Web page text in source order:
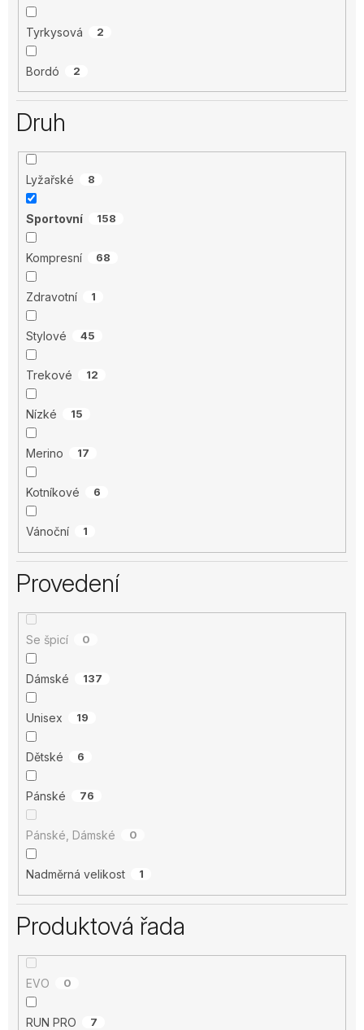
Tyrkysová 2
Bordó 2
Druh
Lyžařské 8
Sportovní 158
Kompresní 68
Zdravotní 1
Stylové 45
Trekové 12
Nízké 15
Merino 17
Kotníkové 6
Vánoční 1
Provedení
Se špicí 0
Dámské 137
Unisex 19
Dětské 6
Pánské 76
Pánské, Dámské 0
Nadměrná velikost 1
Produktová řada
EVO 0
RUN PRO 7